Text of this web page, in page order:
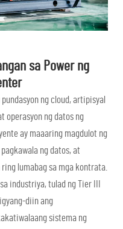
sa Power ng
ng cloud, artipisyal
operasyon ng datos ng
ay maaaring magdulot ng
ng datos, at
lumabag sa mga kontrata.
industriya, tulad ng Tier III
diin ang
sistema ng